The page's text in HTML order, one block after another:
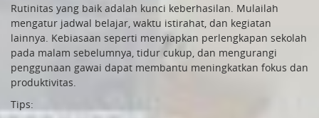
Rutinitas yang baik adalah kunci keberhasilan. Mulailah
mengatur jadwal belajar, waktu istirahat, dan kegiatan
lainnya. Kebiasaan seperti menyiapkan perlengkapan sekolah
pada malam sebelumnya, tidur cukup, dan mengurangi
penggunaan gawai dapat membantu meningkatkan fokus dan
produktivitas.
Tips: